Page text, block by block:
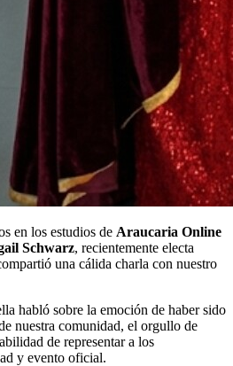
en los estudios de Araucaria Online
Schwarz, recientemente electa
una cálida charla con nuestro
habló sobre la emoción de haber sido
nuestra comunidad, el orgullo de
de representar a los
y evento oficial.